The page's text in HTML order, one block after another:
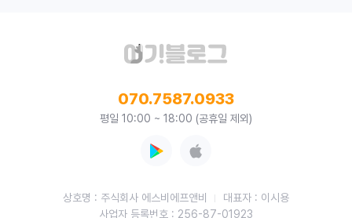
070.7587.0933
평일 10:00 ~ 18:00 (공휴일 제외)
상호명 : 주식회사 에스비에프앤비
대표자 : 이시용
사업자 등록번호 : 256-87-01923